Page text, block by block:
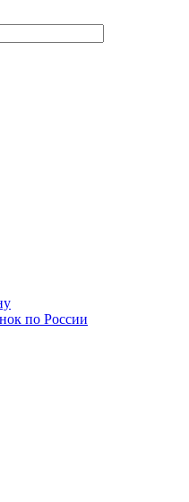
по России